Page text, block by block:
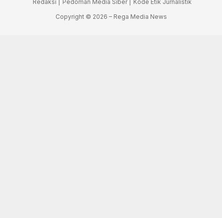
Redaksi | Pedoman Media Siber |
Kode Etik Jurnalistik
Copyright © 2026 – Rega Media News